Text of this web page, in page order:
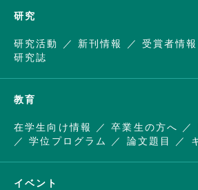
研究
研究活動 新刊情報 受賞者情報
研究誌
教育
在学生向け情報 卒業生の方へ
学位プログラム
論文題目
イベント